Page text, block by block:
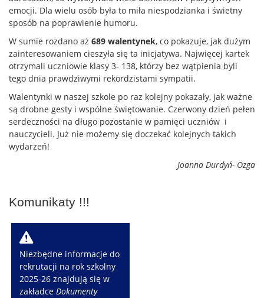
emocji. Dla wielu osób była to miła niespodzianka i świetny
sposób na poprawienie humoru.
W sumie rozdano aż 689 walentynek, co pokazuje, jak dużym
zainteresowaniem cieszyła się ta inicjatywa. Najwięcej kartek
otrzymali uczniowie klasy 3- 138, którzy bez wątpienia byli
tego dnia prawdziwymi rekordzistami sympatii.
Walentynki w naszej szkole po raz kolejny pokazały, jak ważne
są drobne gesty i wspólne świętowanie. Czerwony dzień pełen
serdeczności na długo pozostanie w pamięci uczniów i
nauczycieli. Już nie możemy się doczekać kolejnych takich
wydarzeń!
Joanna Durdyń- Ozga
Komunikaty !!!
W
Niezbędne informacje do
rekrutacji na rok szkolny
2025-26 znajdują się w
zakładceDokumenty